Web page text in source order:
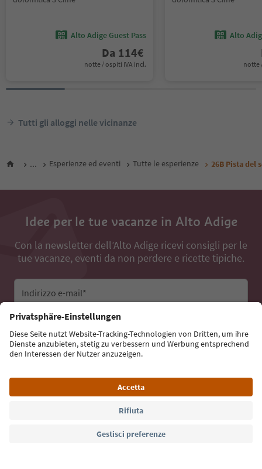
Alto Adige Guest Pass
Da 114€
notte / ospiti IVA incl.
Alto
notte
Tutti gli alloggi nelle vicinanze
... Esperienze ed eventi Tutte le esperienze 26B Pista del
Idee per le tue vacanze in Alto Adige
Con la newsletter dell’Alto Adige ricevi consigli per le
tue vacanze, eventi da non perdere e ricette tipiche.
Indirizzo e-mail*
Iscriviti alla newsletter